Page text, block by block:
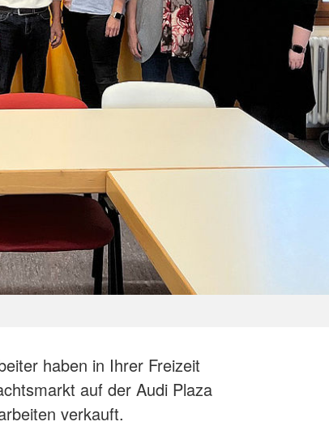
haben in Ihrer Freizeit
auf der Audi Plaza
verkauft.